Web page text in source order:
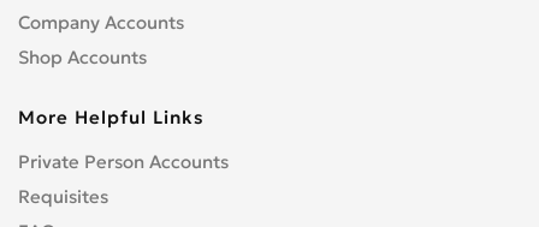
Company Accounts
Shop Accounts
More Helpful Links
Private Person Accounts
Requisites